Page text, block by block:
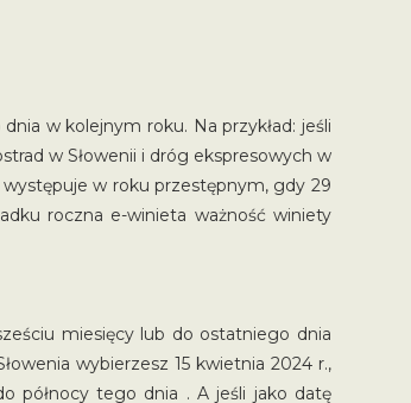
w kolejnym roku. Na przykład: jeśli
w Słowenii i dróg ekspresowych w
występuje w roku przestępnym, gdy 29
roczna e-winieta ważność winiety
miesięcy lub do ostatniego dnia
wybierzesz 15 kwietnia 2024 r.,
północy tego dnia . A jeśli jako datę